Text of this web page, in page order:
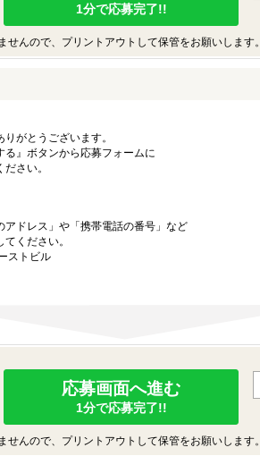
1分で応募完了!!
んので、プリントアウトして保管をお願いします。
がとうございます。
』ボタンから応募フォームに
さい。
ドレス」や「携帯電話の番号」など
ください。
ストビル
応募画面へ進む
1分で応募完了!!
んので、プリントアウトして保管をお願いします。